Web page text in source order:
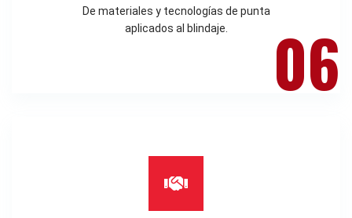
De materiales y tecnologías de punta
aplicados al blindaje.
06